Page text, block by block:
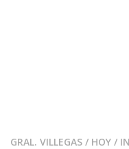
GRAL. VILLEGAS / HOY /